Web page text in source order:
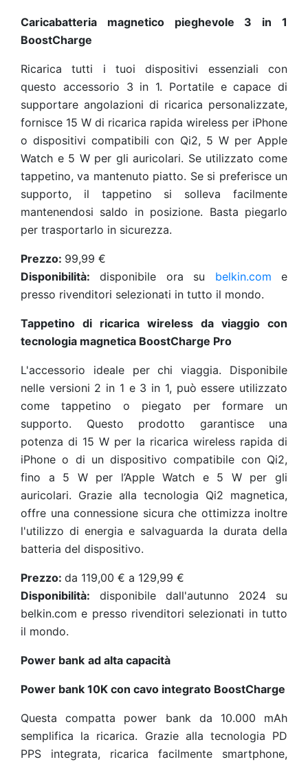
Caricabatteria magnetico pieghevole 3 in 1
BoostCharge
Ricarica tutti i tuoi dispositivi essenziali con
questo accessorio 3 in 1. Portatile e capace di
supportare angolazioni di ricarica personalizzate,
fornisce 15 W di ricarica rapida wireless per iPhone
o dispositivi compatibili con Qi2, 5 W per Apple
Watch e 5 W per gli auricolari. Se utilizzato come
tappetino, va mantenuto piatto. Se si preferisce un
supporto, il tappetino si solleva facilmente
mantenendosi saldo in posizione. Basta piegarlo
per trasportarlo in sicurezza.
Prezzo: 99,99 €
Disponibilità: disponibile ora su belkin.com e
presso rivenditori selezionati in tutto il mondo.
Tappetino di ricarica wireless da viaggio con
tecnologia magnetica BoostCharge Pro
L'accessorio ideale per chi viaggia. Disponibile
nelle versioni 2 in 1 e 3 in 1, può essere utilizzato
come tappetino o piegato per formare un
supporto. Questo prodotto garantisce una
potenza di 15 W per la ricarica wireless rapida di
iPhone o di un dispositivo compatibile con Qi2,
fino a 5 W per l’Apple Watch e 5 W per gli
auricolari. Grazie alla tecnologia Qi2 magnetica,
offre una connessione sicura che ottimizza inoltre
l'utilizzo di energia e salvaguarda la durata della
batteria del dispositivo.
Prezzo: da 119,00 € a 129,99 €
Disponibilità: disponibile dall'autunno 2024 su
belkin.com e presso rivenditori selezionati in tutto
il mondo.
Power bank ad alta capacità
Power bank 10K con cavo integrato BoostCharge
Questa compatta power bank da 10.000 mAh
semplifica la ricarica. Grazie alla tecnologia PD
PPS integrata, ricarica facilmente smartphone,